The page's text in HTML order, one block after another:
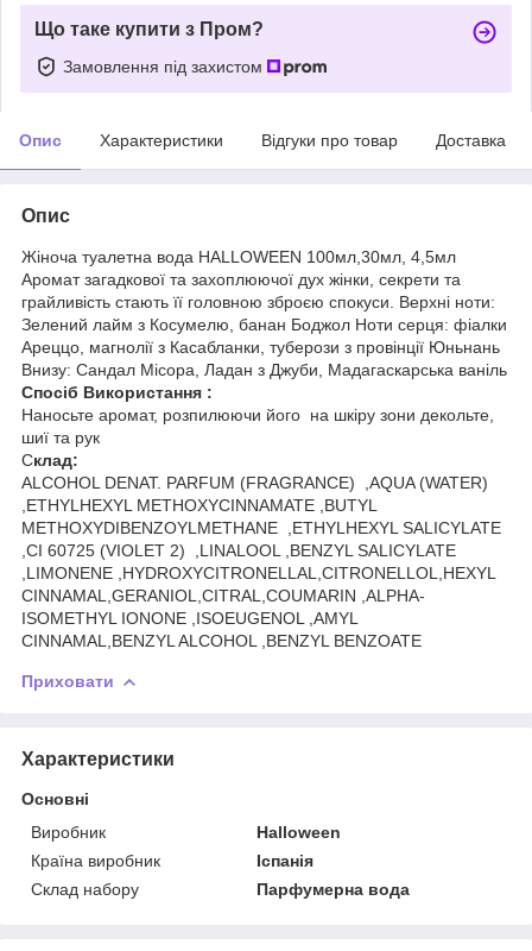
Що таке купити з Пром?
Замовлення під захистом
Опис Характеристики Відгуки про товар Доставка
Опис
Жіноча туалетна вода HALLOWEEN 100мл,30мл, 4,5мл
Аромат загадкової та захоплюючої дух жінки, секрети та
грайливість стають її головною зброєю спокуси. Верхні ноти:
Зелений лайм з Косумелю, банан Боджол Ноти серця: фіалки
Ареццо, магнолії з Касабланки, туберози з провінції Юньнань
Внизу: Сандал Місора, Ладан з Джуби, Мадагаскарська ваніль
Спосіб Використання :
Наносьте аромат, розпилюючи його на шкіру зони декольте,
шиї та рук
Склад:
ALCOHOL DENAT. PARFUM (FRAGRANCE) ,AQUA (WATER)
,ETHYLHEXYL METHOXYCINNAMATE ,BUTYL
METHOXYDIBENZOYLMETHANE ,ETHYLHEXYL SALICYLATE
,CI 60725 (VIOLET 2) ,LINALOOL ,BENZYL SALICYLATE
,LIMONENE ,HYDROXYCITRONELLAL,CITRONELLOL,HEXYL
CINNAMAL,GERANIOL,CITRAL,COUMARIN ,ALPHA-
ISOMETHYL IONONE ,ISOEUGENOL ,AMYL
CINNAMAL,BENZYL ALCOHOL ,BENZYL BENZOATE
Приховати
Характеристики
Основні
Виробник
Halloween
Країна виробник
Іспанія
Склад набору
Парфумерна вода